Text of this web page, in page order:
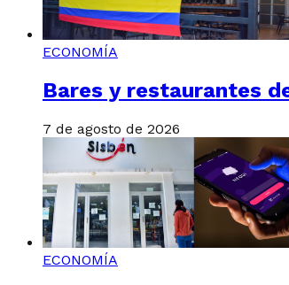
ECONOMÍA
Bares y restaurantes
7 de agosto de 2026
ECONOMÍA